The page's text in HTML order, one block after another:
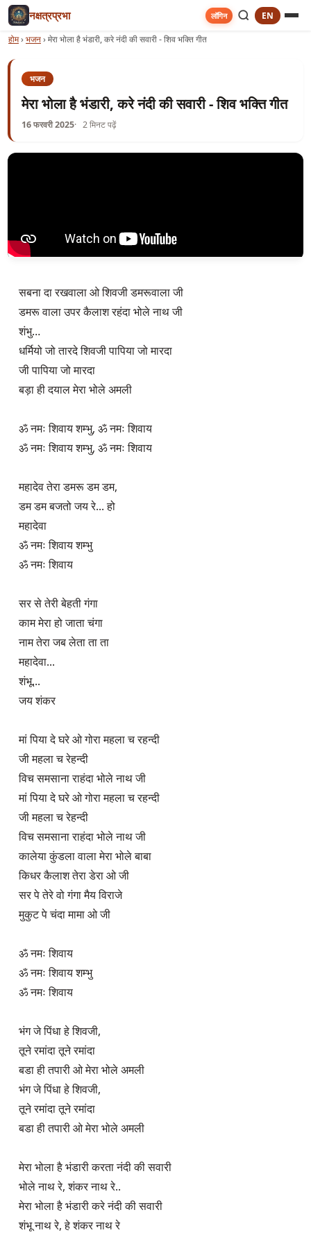
नक्षत्रप्रभा लॉगिन EN
होम›भजन›मेरा भोला है भंडारी, करे नंदी की सवारी - शिव भक्ति गीत
भजन
मेरा भोला है भंडारी, करे नंदी की सवारी - शिव भक्ति गीत
16 फरवरी 2025 2 मिनट पढ़ें
सबना दा रखवाला ओ शिवजी डमरूवाला जी
डमरू वाला उपर कैलाश रहंदा भोले नाथ जी
शंभु…
धर्मियो जो तारदे शिवजी पापिया जो मारदा
जी पापिया जो मारदा
बड़ा ही दयाल मेरा भोले अमली
ॐ नमः शिवाय शम्भु, ॐ नमः शिवाय
ॐ नमः शिवाय शम्भु, ॐ नमः शिवाय
महादेव तेरा डमरू डम डम,
डम डम बजतो जय रे... हो
महादेवा
ॐ नमः शिवाय शम्भु
ॐ नमः शिवाय
सर से तेरी बेहती गंगा
काम मेरा हो जाता चंगा
नाम तेरा जब लेता ता ता
महादेवा...
शंभू...
जय शंकर
मां पिया दे घरे ओ गोरा महला च रहन्दी
जी महला च रेहन्दी
विच समसाना राहंदा भोले नाथ जी
मां पिया दे घरे ओ गोरा महला च रहन्दी
जी महला च रेहन्दी
विच समसाना राहंदा भोले नाथ जी
कालेया कुंडला वाला मेरा भोले बाबा
किधर कैलाश तेरा डेरा ओ जी
सर पे तेरे वो गंगा मैय विराजे
मुकुट पे चंदा मामा ओ जी
ॐ नमः शिवाय
ॐ नमः शिवाय शम्भु
ॐ नमः शिवाय
भंग जे पिंधा हे शिवजी,
तूने रमांदा तूने रमांदा
बडा ही तपारी ओ मेरा भोले अमली
भंग जे पिंधा हे शिवजी,
तूने रमांदा तूने रमांदा
बडा ही तपारी ओ मेरा भोले अमली
मेरा भोला है भंडारी करता नंदी की सवारी
भोले नाथ रे, शंकर नाथ रे..
मेरा भोला है भंडारी करे नंदी की सवारी
शंभू नाथ रे, हे शंकर नाथ रे